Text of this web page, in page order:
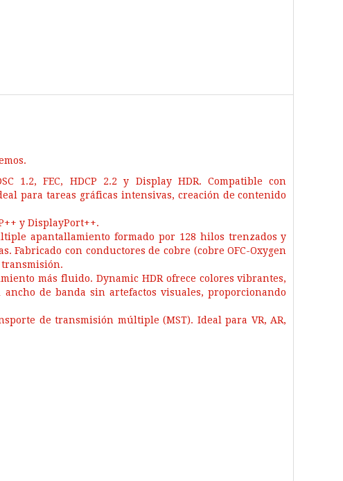
1.2, FEC, HDCP 2.2 y Display HDR. Compatible con
para tareas gráficas intensivas, creación de contenido
y DisplayPort++.
apantallamiento formado por 128 hilos trenzados y
con conductores de cobre (cobre OFC-Oxygen
transmisión.
más fluido. Dynamic HDR ofrece colores vibrantes,
de banda sin artefactos visuales, proporcionando
de transmisión múltiple (MST). Ideal para VR, AR,